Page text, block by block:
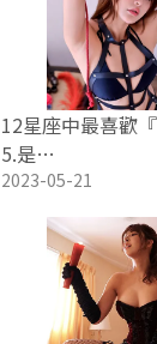
12星座中最喜歡
5.是…
2023-05-21